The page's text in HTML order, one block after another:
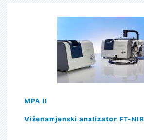
MPA II
Višenamjenski analizator FT-NIR